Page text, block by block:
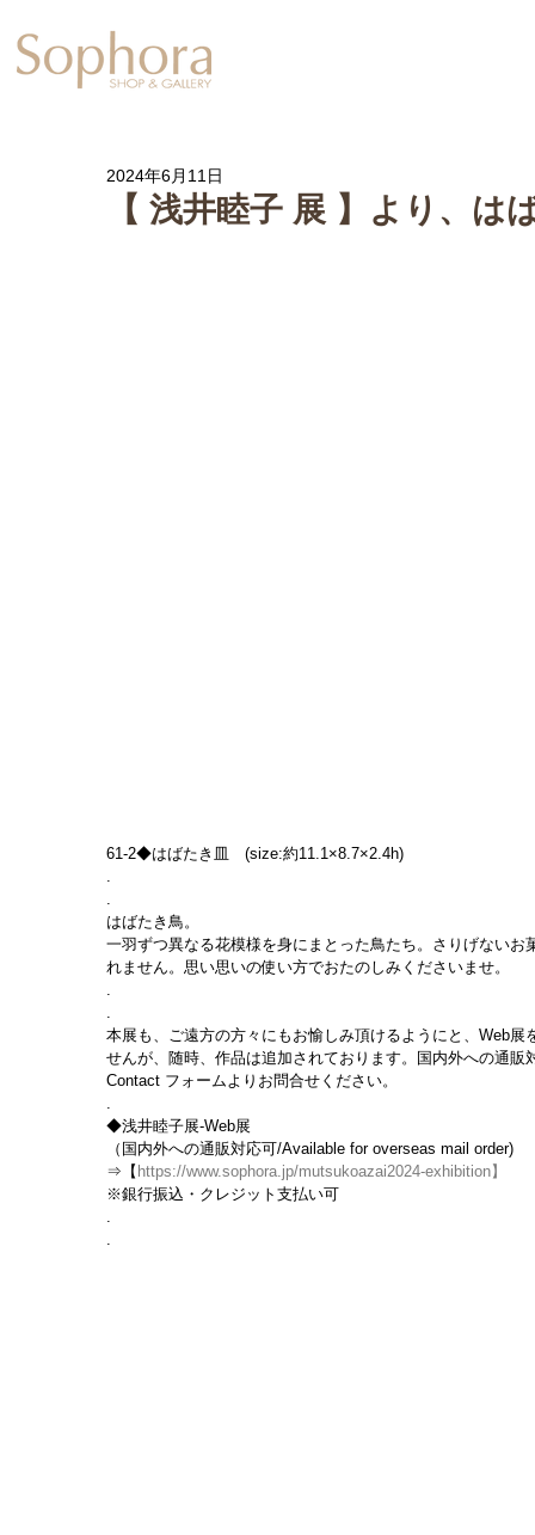
【 浅井睦子 展 】より、は
2024年6月11日
61-2◆はばたき皿　(size:約11.1×8.7×2.4h)
.
.
はばたき鳥。
一羽ずつ異なる花模様を身にまとった鳥たち。さりげない
れません。思い思いの使い方でおたのしみくださいませ。
.
.
本展も、ご遠方の方々にもお愉しみ頂けるようにと、Web
せんが、随時、作品は追加されております。国内外への通
Contact フォームよりお問合せください。
.
◆浅井睦子展-Web展
（国内外への通販対応可/Available for overseas mail order)
⇒【 https://www.sophora.jp/mutsukoazai2024-exhibition】
※銀行振込・クレジット支払い可
.
.